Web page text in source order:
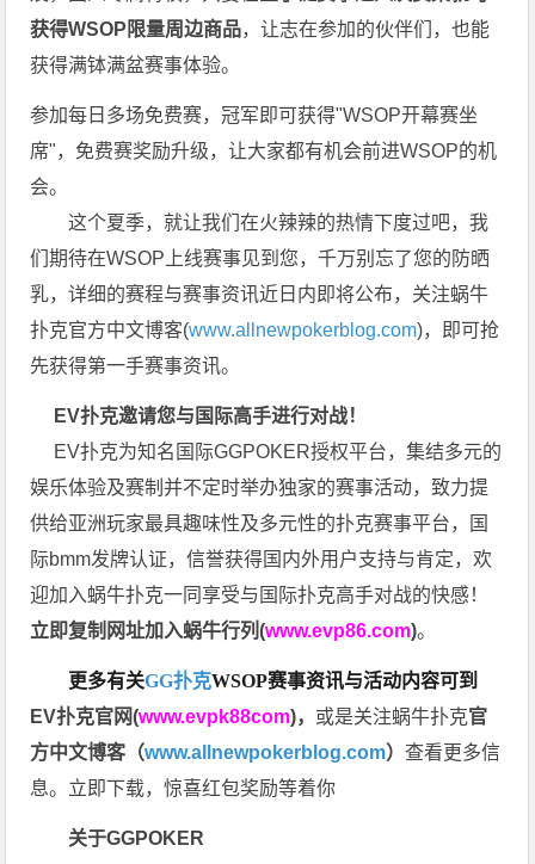
获得WSOP限量周边商品，让志在参加的伙伴们，也能
获得满钵满盆赛事体验。
参加每日多场免费赛，冠军即可获得"WSOP开幕赛坐
席"， 免费赛奖励升级，让大家都有机会前进WSOP的机
会。
这个夏季，就让我们在火辣辣的热情下度过吧，我
们期待在WSOP上线赛事见到您，千万别忘了您的防晒
乳，详细的赛程与赛事资讯近日内即将公布，关注蜗牛
扑克官方中文博客(www.allnewpokerblog.com)，即可抢
先获得第一手赛事资讯。
EV扑克邀请您与国际高手进行对战！
EV扑克为知名国际GGPOKER授权平台，集结多元的
娱乐体验及赛制并不定时举办独家的赛事活动，致力提
供给亚洲玩家最具趣味性及多元性的扑克赛事平台，国
际bmm发牌认证，信誉获得国内外用户支持与肯定，欢
迎加入蜗牛扑克一同享受与国际扑克高手对战的快感！
立即复制网址加入蜗牛行列(www.evp86.com)。
更多有关GG扑克WSOP赛事资讯与活动内容可到
EV扑克官网(www.evpk88com)， 或是关注蜗牛扑克官
方中文博客（www.allnewpokerblog.com）查看更多信
息。立即下载，惊喜红包奖励等着你
关于GGPOKER